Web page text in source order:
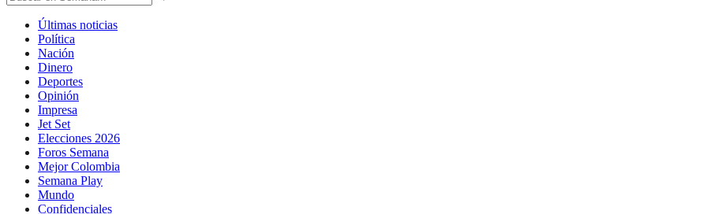
Últimas noticias
Política
Nación
Dinero
Deportes
Opinión
Impresa
Jet Set
Elecciones 2026
Foros Semana
Mejor Colombia
Semana Play
Mundo
Confidenciales